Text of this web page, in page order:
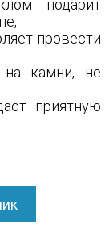
подарит
провести
на камни, не
приятную